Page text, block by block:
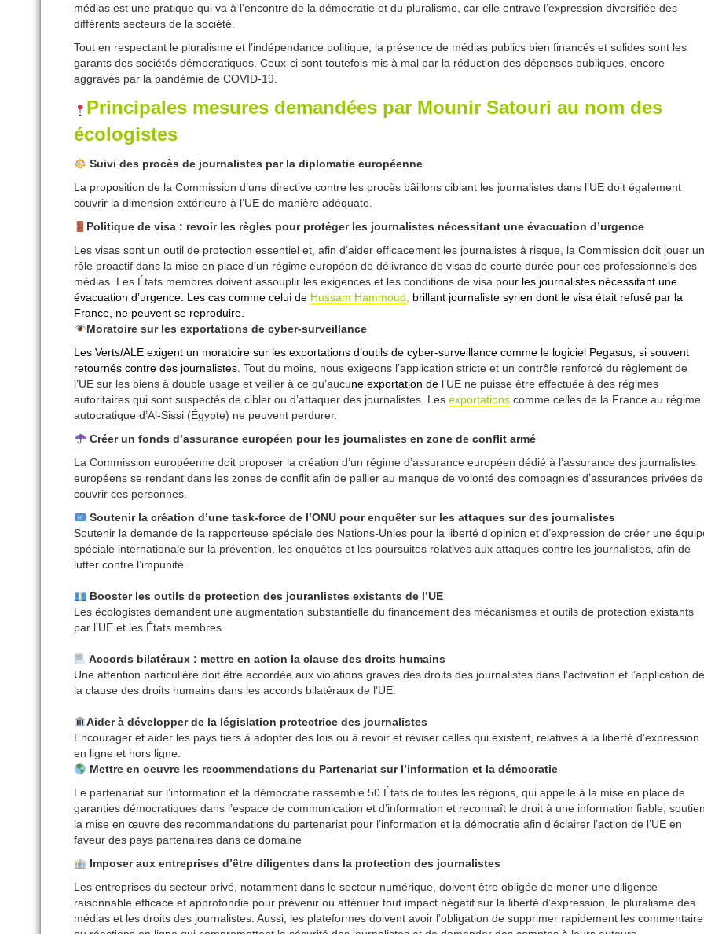
médias est une pratique qui va à l’encontre de la démocratie et du pluralisme, car elle entrave l’expression diversifiée des
différents secteurs de la société.
Tout en respectant le pluralisme et l’indépendance politique, la présence de médias publics bien financés et solides sont les
garants des sociétés démocratiques. Ceux-ci sont toutefois mis à mal par la réduction des dépenses publiques, encore
aggravés par la pandémie de COVID-19.
Principales mesures demandées par Mounir Satouri au nom des
écologistes
Suivi des procès de journalistes par la diplomatie européenne
La proposition de la Commission d’une directive contre les procès bâillons ciblant les journalistes dans l’UE doit également
couvrir la dimension extérieure à l’UE de manière adéquate.
Politique de visa : revoir les règles pour protéger les journalistes nécessitant une évacuation d’urgence
Les visas sont un outil de protection essentiel et, afin d’aider efficacement les journalistes à risque, la Commission doit jouer un
rôle proactif dans la mise en place d’un régime européen de délivrance de visas de courte durée pour ces professionnels des
médias. Les États membres doivent assouplir les exigences et les conditions de visa pour les journalistes nécessitant une
évacuation d’urgence. Les cas comme celui de Hussam Hammoud
brillant journaliste syrien dont le visa était refusé par la
France, ne peuvent se reproduire.
Moratoire sur les exportations de cyber-surveillance
Les Verts/ALE exigent un moratoire sur les exportations d’outils de cyber-surveillance comme le logiciel Pegasus, si souvent
retournés contre des journalistes. Tout du moins, nous exigeons l’application stricte et un contrôle renforcé du règlement de
l’UE sur les biens à double usage et veiller à ce qu’aucune exportation de l’UE ne puisse être effectuée à des régimes
autoritaires qui sont suspectés de cibler ou d’attaquer des journalistes. Les exportations comme celles de la France au régime
autocratique d’Al-Sissi (Égypte) ne peuvent perdurer.
Créer un fonds d’assurance européen pour les journalistes en zone de conflit armé
La Commission européenne doit proposer la création d’un régime d’assurance européen dédié à l’assurance des journalistes
européens se rendant dans les zones de conflit afin de pallier au manque de volonté des compagnies d’assurances privées de
couvrir ces personnes.
Soutenir la création d’une task-force de l’ONU pour enquêter sur les attaques sur des journalistes
Soutenir la demande de la rapporteuse spéciale des Nations-Unies pour la liberté d’opinion et d’expression de créer une
spéciale internationale sur la prévention, les enquêtes et les poursuites relatives aux attaques contre les journalistes, afin de
lutter contre l’impunité.
Booster les outils de protection des jouranlistes existants de l’UE
Les écologistes demandent une augmentation substantielle du financement des mécanismes et outils de protection existants
par l’UE et les États membres.
Accords bilatéraux : mettre en action la clause des droits humains
Une attention particulière doit être accordée aux violations graves des droits des journalistes dans l’activation et l’application de
la clause des droits humains dans les accords bilatéraux de l’UE.
Aider à développer de la législation protectrice des journalistes
Encourager et aider les pays tiers à adopter des lois ou à revoir et réviser celles qui existent, relatives à la liberté d’expression
en ligne et hors ligne.
Mettre en oeuvre les recommendations du Partenariat sur l’information et la démocratie
Le partenariat sur l’information et la démocratie rassemble 50 États de toutes les régions, qui appelle à la mise en place de
garanties démocratiques dans l’espace de communication et d’information et reconnaît le droit à une information fiable;
la mise en œuvre des recommandations du partenariat pour l’information et la démocratie afin d’éclairer l’action de l’UE en
faveur des pays partenaires dans ce domaine
Imposer aux entreprises d’être diligentes dans la protection des journalistes
Les entreprises du secteur privé, notamment dans le secteur numérique, doivent être obligée de mener une diligence
raisonnable efficace et approfondie pour prévenir ou atténuer tout impact négatif sur la liberté d’expression, le pluralisme des
médias et les droits des journalistes. Aussi, les plateformes doivent avoir l’obligation de supprimer rapidement les